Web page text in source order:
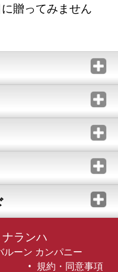
贈ってみません
ランハ
ルーン カンパニー
規約・同意事項